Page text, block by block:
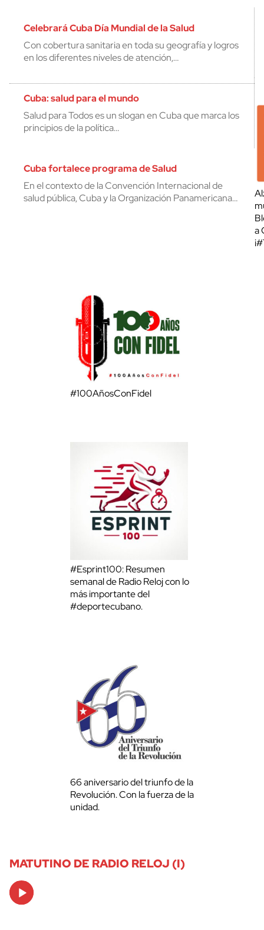
Celebrará Cuba Día Mundial de la Salud
Con cobertura sanitaria en toda su geografía y logros
en los diferentes niveles de atención,…
Cuba: salud para el mundo
Salud para Todos es un slogan en Cuba que marca los
principios de la política…
Cuba fortalece programa de Salud
En el contexto de la Convención Internacional de
salud pública, Cuba y la Organización Panamericana…
a
#100AñosConFidel
#Esprint100: Resumen
semanal de Radio Reloj con lo
más importante del
#deportecubano.
66 aniversario del triunfo de la
Revolución. Con la fuerza de la
unidad.
MATUTINO DE RADIO RELOJ (I)
Audio
Player